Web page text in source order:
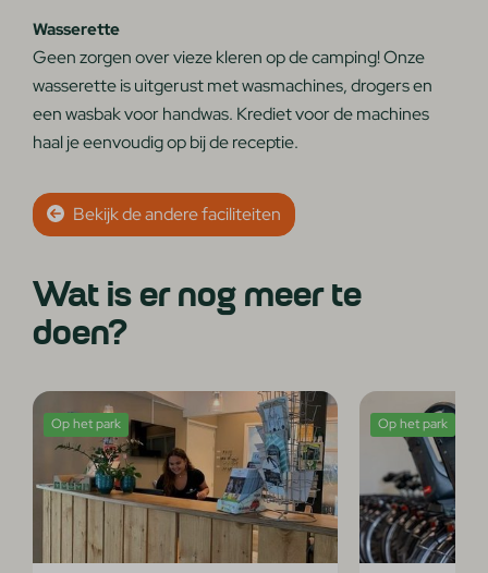
Wasserette
Geen zorgen over vieze kleren op de camping! Onze
wasserette is uitgerust met wasmachines, drogers en
een wasbak voor handwas. Krediet voor de machines
haal je eenvoudig op bij de receptie.
Bekijk de andere faciliteiten
Wat is er nog meer te
doen?
Op het park Op het park